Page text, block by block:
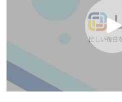
ヘルプデスク業務
システム監査対応
価格
セミナー